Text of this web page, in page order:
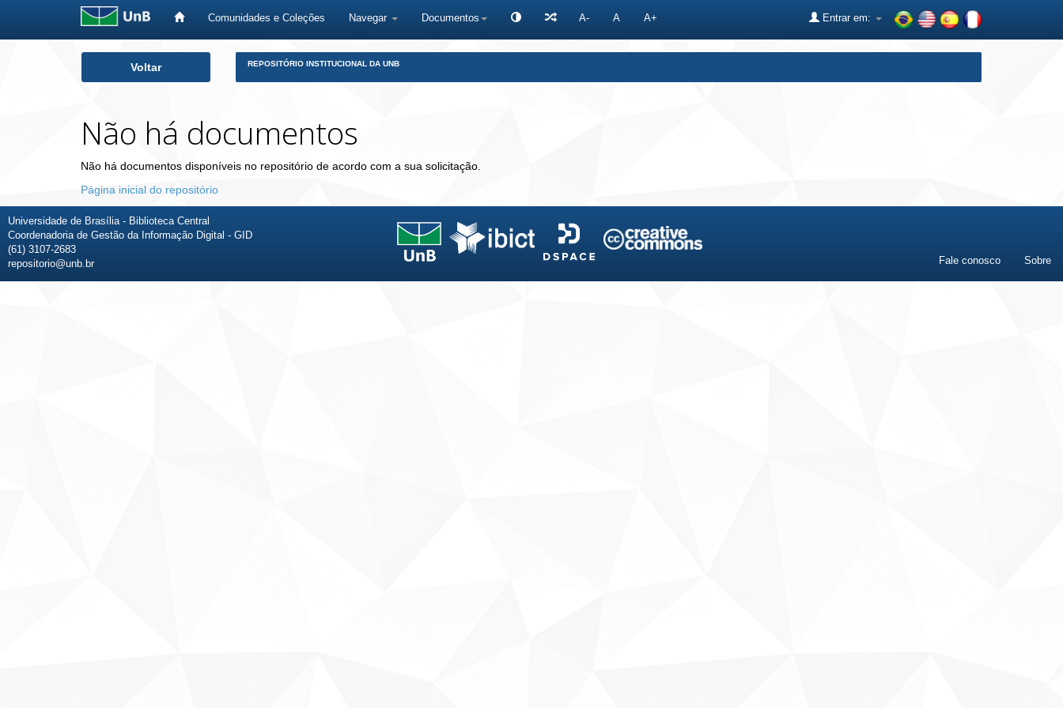
Comunidades e Coleções Navegar Documentos A- A A+ Entrar em:
Voltar REPOSITÓRIO INSTITUCIONAL DA UNB
Não há documentos
Não há documentos disponíveis no repositório de acordo com a sua solicitação.
Página inicial do repositório
Universidade de Brasília - Biblioteca Central
Coordenadoria de Gestão da Informação Digital - GID
(61) 3107-2683
repositorio@unb.br
Fale conosco Sobre